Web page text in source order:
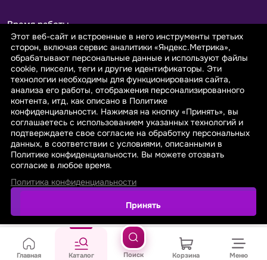
Время работы
Пн-Пт с 9.00 до 18.00
Сб-Вс: выходной
Принимаем к оплате
© 2026 sarafanovo.com - Интернет-магазин "САРАФАНОВО"
специализируется на производстве, продаже тканей оптом и в
розницу с доставкой по Роcсии и СНГ.
Политика обработки персональных данных
Главная Каталог Поиск Корзина Меню
Этот веб-сайт и встроенные в него инструменты третьих
сторон, включая сервис аналитики «Яндекс.Метрика»,
обрабатывают персональные данные и используют файлы
cookie, пиксели, теги и другие идентификаторы. Эти
технологии необходимы для функционирования сайта,
анализа его работы, отображения персонализированного
контента, итд, как описано в Политике
конфиденциальности. Нажимая на кнопку «Принять», вы
соглашаетесь с использованием указанных технологий и
подтверждаете свое согласие на обработку персональных
данных, в соответствии с условиями, описанными в
Политике конфиденциальности. Вы можете отозвать
согласие в любое время.
Политика конфиденциальности